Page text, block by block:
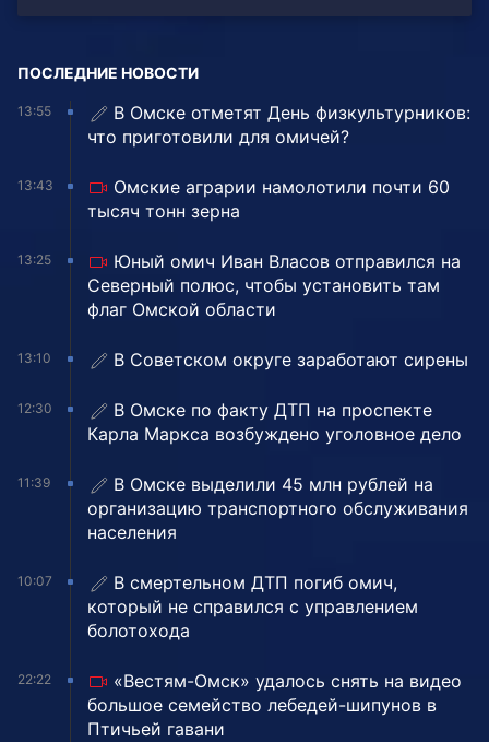
ПОСЛЕДНИЕ НОВОСТИ
13:55
В Омске отметят День физкультурников:
что приготовили для омичей?
13:43
Омские аграрии намолотили почти 60
тысяч тонн зерна
13:25
Юный омич Иван Власов отправился на
Северный полюс, чтобы установить там
флаг Омской области
13:10 В Советском округе заработают сирены
12:30
В Омске по факту ДТП на проспекте
Карла Маркса возбуждено уголовное дело
11:39
В Омске выделили 45 млн рублей на
организацию транспортного обслуживания
населения
10:07
В смертельном ДТП погиб омич,
который не справился с управлением
болотохода
22:22
«Вестям-Омск» удалось снять на видео
большое семейство лебедей-шипунов в
Птичьей гавани